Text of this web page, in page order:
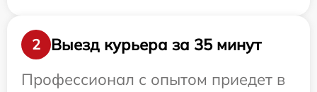
2
Выезд курьера за 35 минут
Профессионал с опытом приедет в